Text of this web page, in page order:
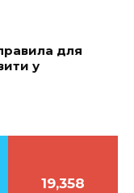
для
у
19,358